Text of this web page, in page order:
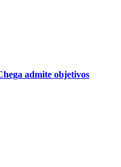
admite objetivos